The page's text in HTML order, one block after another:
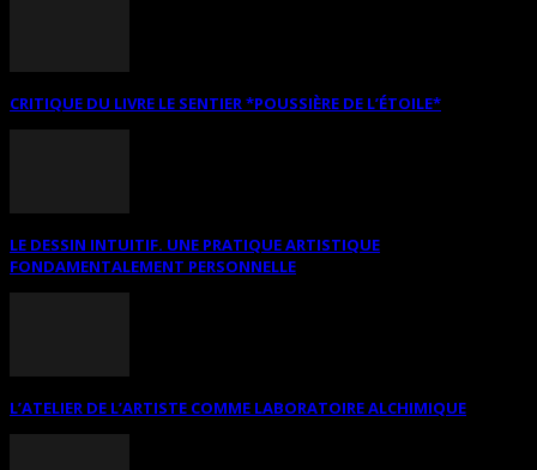
CRITIQUE DU LIVRE LE SENTIER *POUSSIÈRE DE L’ÉTOILE*
LE DESSIN INTUITIF. UNE PRATIQUE ARTISTIQUE
FONDAMENTALEMENT PERSONNELLE
L’ATELIER DE L’ARTISTE COMME LABORATOIRE ALCHIMIQUE